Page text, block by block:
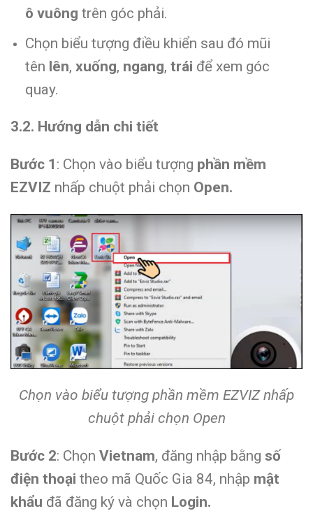
ô vuông trên góc phải.
Chọn biểu tượng điều khiển sau đó mũi
tên lên, xuống, ngang, trái để xem góc
quay.
3.2. Hướng dẫn chi tiết
Bước 1 : Chọn vào biểu tượng phần mềm
EZVIZ nhấp chuột phải chọn Open.
Chọn vào biểu tượng phần mềm EZVIZ nhấp
chuột phải chọn Open
Bước 2: Chọn Vietnam, đăng nhập bằng số
điện thoại theo mã Quốc Gia 84, nhập mật
khẩu đã đăng ký và chọn Login.